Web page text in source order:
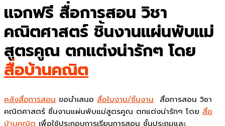
แจกฟรี สื่อการสอน วิชา
คณิตศาสตร์ ชิ้นงานแผ่นพับแม่
สูตรคูณ ตกแต่งน่ารักๆ โดย
สื่อบ้านคณิต
คลังสื่อการสอน ขอนำเสนอ สื่อใบงาน/ชิ้นงาน สื่อการสอน วิชา
คณิตศาสตร์ ชิ้นงานแผ่นพับแม่สูตรคูณ ตกแต่งน่ารักๆ โดย สื่อ
บ้านคณิต เพื่อใช้ประกอบการเรียนการสอน ชั้นประถมและ